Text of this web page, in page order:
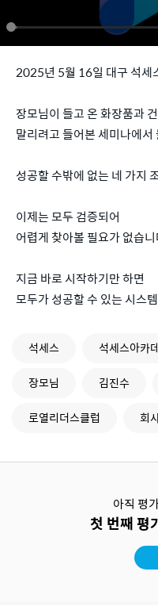
2025년 5월 16일 대구 석세
장모님이 들고 온 화장품과
말리려고 들어본 세미나에서
성공할 수밖에 없는 네 가지
이제는 모두 검증되어
어렵게 찾아볼 필요가 없습
지금 바로 시작하기만 하면
모두가 성공할 수 있는 시스
석세스 석세스아카
장모님
김진수
로열리더스클럽
회
아직 평
첫 번째 평